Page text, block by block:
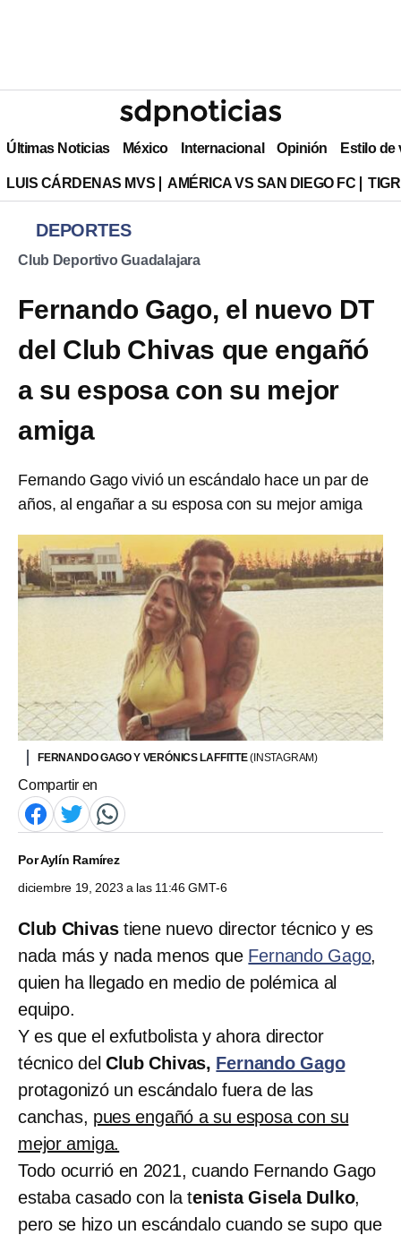
Últimas Noticias México Internacional Opinión Estilo de
LUIS CÁRDENAS MVS AMÉRICA VS SAN DIEGO FC
DEPORTES
Club Deportivo Guadalajara
Fernando Gago, el nuevo DT
del Club Chivas que engañó
a su esposa con su mejor
amiga
Fernando Gago vivió un escándalo hace un par de
años, al engañar a su esposa con su mejor amiga
FERNANDO GAGO Y VERÓNICS LAFFITTE(INSTAGRAM)
Compartir en
PorAylín Ramírez
diciembre 19, 2023 a las 11:46 GMT-6
Club Chivastiene nuevo director técnico y es
nada más y nada menos que Fernando Gago,
quien ha llegado en medio de polémica al
equipo.
Y es que el exfutbolista y ahora director
técnico del Club Chivas, Fernando Gago
protagonizó un escándalo fuera de las
canchas, pues engañó a su esposa con su
mejor amiga.
Todo ocurrió en 2021, cuando Fernando Gago
estaba casado con la tenista Gisela Dulko,
pero se hizo un escándalo cuando se supo que